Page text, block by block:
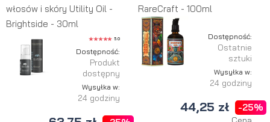
włosów i skóry Utility Oil -
Brightside - 30ml
5.0
Dostępność:
Produkt
dostępny
Wysyłka w:
24 godziny
RareCraft - 100ml
Dostępność:
Ostatnie
sztuki
Wysyłka w:
24 godziny
44,25 zł -25%